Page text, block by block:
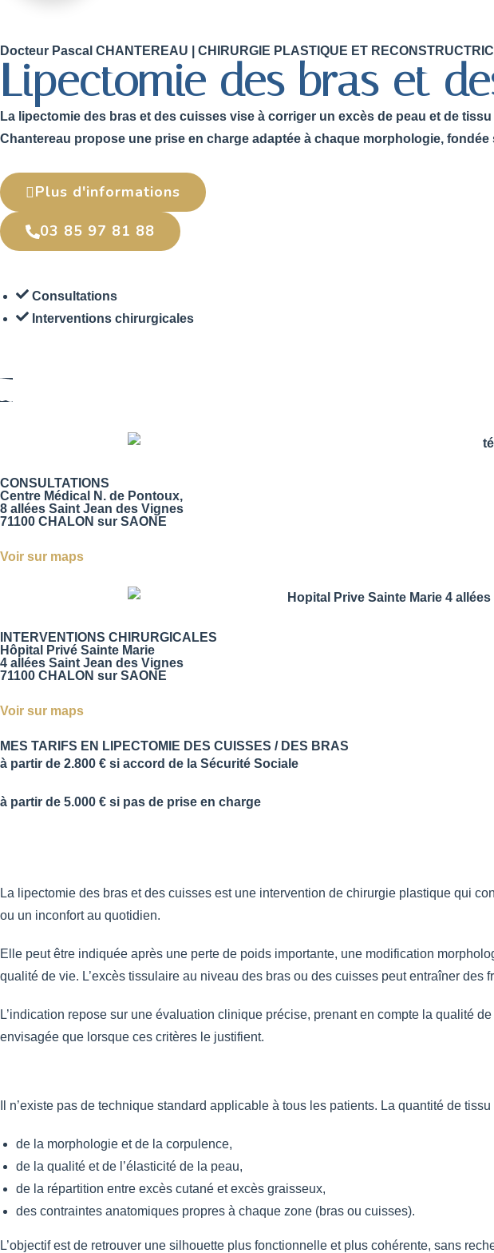
Docteur Pascal CHANTEREAU | CHIRURGIE PLASTIQUE ET
Lipectomie des bras et
La lipectomie des bras et des cuisses vise à corriger un excès de peau et de
Chantereau propose une prise en charge adaptée à chaque morphologie,
Plus d'informations
03 85 97 81 88
Consultations
Interventions chirurgicales
CONSULTATIONS
Centre Médical N. de Pontoux,
8 allées Saint Jean des Vignes
71100 CHALON sur SAONE
Voir sur maps
INTERVENTIONS CHIRURGICALES
Hôpital Privé Sainte Marie
4 allées Saint Jean des Vignes
71100 CHALON sur SAONE
Voir sur maps
MES TARIFS EN LIPECTOMIE DES CUISSES / DES BRAS
à partir de 2.800 € si accord de la Sécurité Sociale
à partir de 5.000 € si pas de prise en charge
La lipectomie des bras et des cuisses est une intervention de chirurgie plastique qui
ou un inconfort au quotidien.
Elle peut être indiquée après une perte de poids importante, une modification
qualité de vie. L’excès tissulaire au niveau des bras ou des cuisses peut entraîner
L’indication repose sur une évaluation clinique précise, prenant en compte la qualité
envisagée que lorsque ces critères le justifient.
Il n’existe pas de technique standard applicable à tous les patients. La quantité de
de la morphologie et de la corpulence,
de la qualité et de l’élasticité de la peau,
de la répartition entre excès cutané et excès graisseux,
des contraintes anatomiques propres à chaque zone (bras ou cuisses).
L’objectif est de retrouver une silhouette plus fonctionnelle et plus cohérente, sans